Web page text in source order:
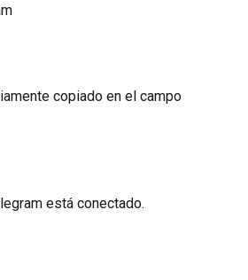
copiado en el campo
está conectado.